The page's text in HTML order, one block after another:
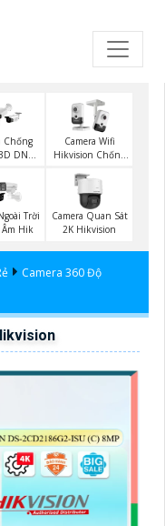
Chống
DNR
Camera Wifi
Hikvision Chống
Trời
Âm Hik
Camera Quan Sát
2K Hikvision
Camera 360 Độ